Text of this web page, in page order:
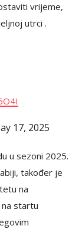
vrijeme,
utrci .
17, 2025
u sezoni 2025.
također je
na
startu